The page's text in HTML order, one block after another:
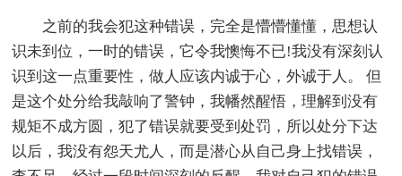
之前的我会犯这种错误，完全是懵懵懂懂，思想认
识未到位，一时的错误，它令我懊悔不已!我没有深刻认
识到这一点重要性，做人应该内诚于心，外诚于人。 但
是这个处分给我敲响了警钟，我幡然醒悟，理解到没有
规矩不成方圆，犯了错误就要受到处罚，所以处分下达
以后，我没有怨天尤人，而是潜心从自己身上找错误，